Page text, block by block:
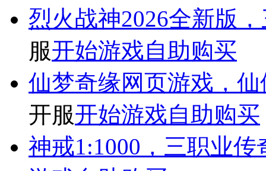
烈火战神2026全新版
服开始游戏自助购买
仙梦奇缘网页游戏，
开服开始游戏自助购买
神戒1:1000，三职业